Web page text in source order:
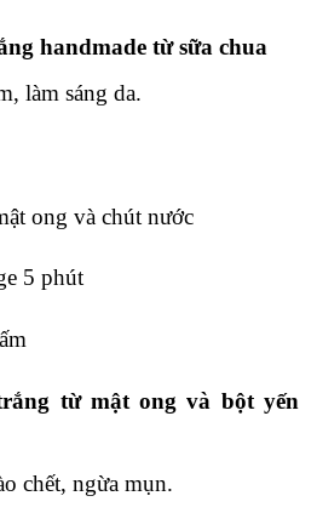
handmade từ sữa chua
làm sáng da.
ong và chút nước
5 phút
từ mật ong và bột yến
chết, ngừa mụn.